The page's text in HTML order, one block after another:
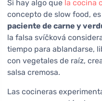
Si hay algo que la cocina
concepto de slow food,
paciente de carne y
la falsa svíčková
tiempo para ablandarse,
con vegetales de raíz,
salsa cremosa.
Las cocineras